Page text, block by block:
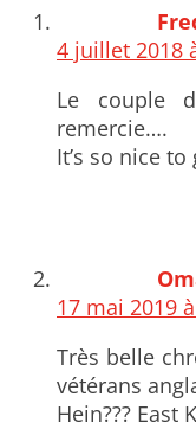
4 juillet 2018
Le couple
remercie….
It’s so nice
17 mai 2019
Très belle
vétérans
Hein??? East